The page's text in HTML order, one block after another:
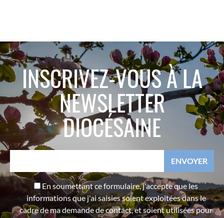
INSCRIVEZ-VOUS À LA
NEWSLETTER
DIOCÉSAINE
En soumettant ce formulaire, j'accepte que les
informations que j'ai saisies soient exploitées dans le
cadre de ma demande de contact, et soient utilisées pour